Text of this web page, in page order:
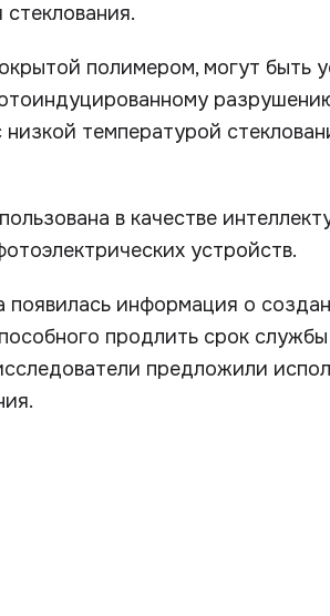
полимером, могут быть
температурой
в качестве
устройств.
информация о
продлить срок
предложили